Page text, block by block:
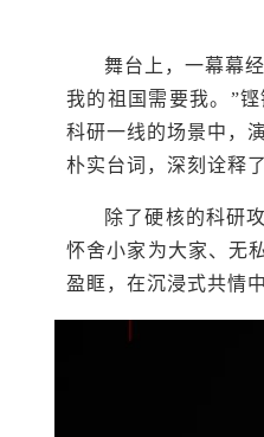
舞台上，一幕幕
我的祖国需要我。”
科研一线的场景中，
朴实台词，深刻诠释
除了硬核的科研
怀舍小家为大家、无
盈眶，在沉浸式共情